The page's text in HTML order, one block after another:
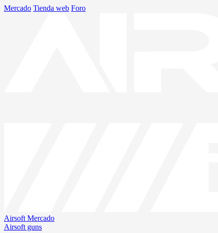
Mercado Tienda web Foro
Airsoft Mercado
Airsoft guns